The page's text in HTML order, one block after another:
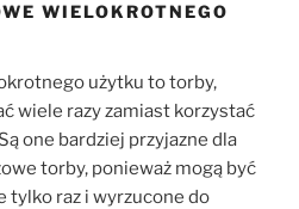
WIELOKROTNEGO
użytku to torby,
wiele razy zamiast korzystać
one bardziej przyjazne dla
torby, ponieważ mogą być
tylko raz i wyrzucone do